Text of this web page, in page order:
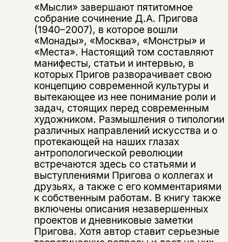
«Мысли» завершают пятитомное
собрание сочинение Д.А. Пригова
(1940–2007), в которое вошли
«Монады», «Москва», «Монстры» и
«Места». Настоящий том составляют
манифесты, статьи и интервью, в
которых Пригов разворачивает свою
концепцию современной культуры и
вытекающее из нее понимание роли и
задач, стоящих перед современным
художником. Размышления о типологии
различных направлений искусства и о
протекающей на наших глазах
антропологической революции
встречаются здесь со статьями и
выступлениями Пригова о коллегах и
друзьях, а также с его комментариями
к собственным работам. В книгу также
включены описания незавершенных
проектов и дневниковые заметки
Пригова. Хотя автор ставит серьезные